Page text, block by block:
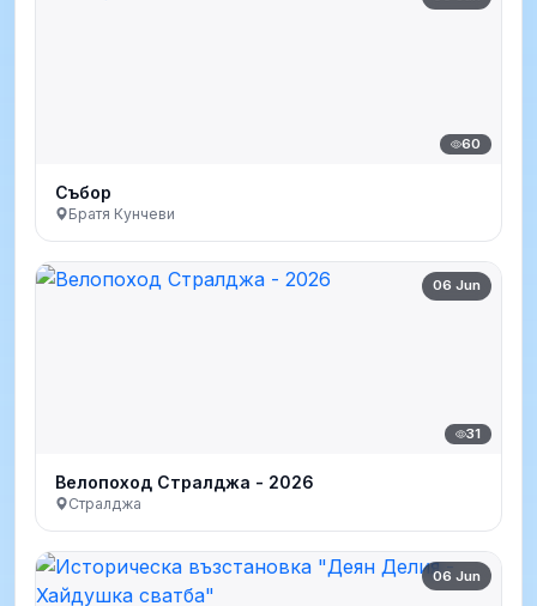
60
Събор
Братя Кунчеви
06 Jun
31
Велопоход Стралджа - 2026
Стралджа
06 Jun